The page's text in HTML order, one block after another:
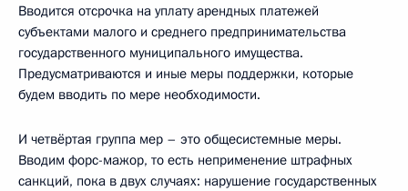
Вводится отсрочка на уплату арендных платежей
субъектами малого и среднего предпринимательства
государственного муниципального имущества.
Предусматриваются и иные меры поддержки, которые
будем вводить по мере необходимости.
И четвёртая группа мер – это общесистемные меры.
Вводим форс-мажор, то есть неприменение штрафных
санкций, пока в двух случаях: нарушение государственных